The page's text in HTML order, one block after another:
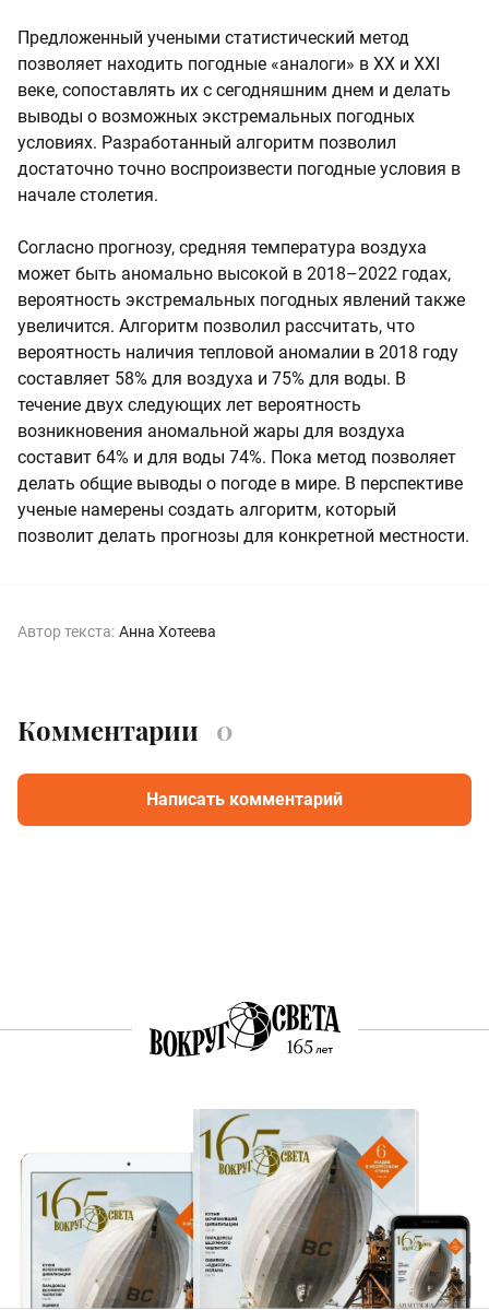
Предложенный учеными статистический метод
позволяет находить погодные «аналоги» в XX и XXI
веке, сопоставлять их с сегодняшним днем и делать
выводы о возможных экстремальных погодных
условиях. Разработанный алгоритм позволил
достаточно точно воспроизвести погодные условия в
начале столетия.
Согласно прогнозу, средняя температура воздуха
может быть аномально высокой в ​​2018–2022 годах,
вероятность экстремальных погодных явлений также
увеличится. Алгоритм позволил рассчитать, что
вероятность наличия тепловой аномалии в 2018 году
составляет 58% для воздуха и 75% для воды. В
течение двух следующих лет вероятность
возникновения аномальной жары для воздуха
составит 64% и для воды 74%. Пока метод позволяет
делать общие выводы о погоде в мире. В перспективе
ученые намерены создать алгоритм, который
позволит делать прогнозы для конкретной местности.
Автор текста: Анна Хотеева
Комментарии 0
Написать комментарий